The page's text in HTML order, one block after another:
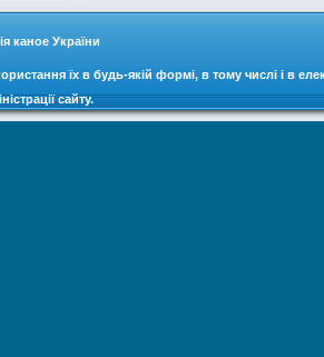
каное України
їх в будь-якій формі, в тому числі і в
сайту.